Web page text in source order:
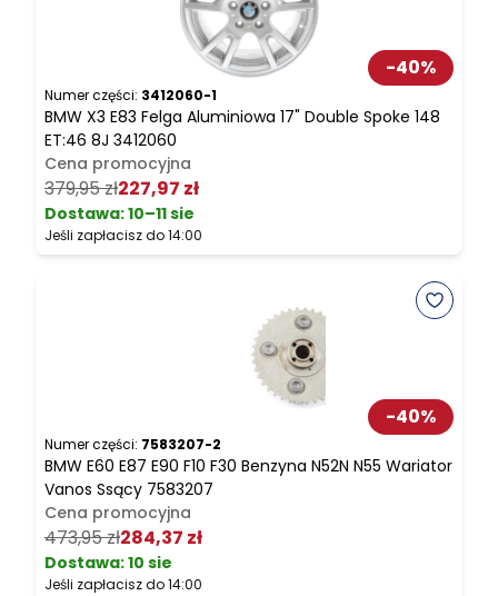
-40%
Numer części: 3412060-1
BMW X3 E83 Felga Aluminiowa 17" Double Spoke 148
ET:46 8J 3412060
Cena promocyjna
379,95 zł227,97 zł
Dostawa:10–11 sie
Jeśli zapłacisz do 14:00
-40%
Numer części: 7583207-2
BMW E60 E87 E90 F10 F30 Benzyna N52N N55 Wariator
Vanos Ssący 7583207
Cena promocyjna
473,95 zł284,37 zł
Dostawa:10 sie
Jeśli zapłacisz do 14:00